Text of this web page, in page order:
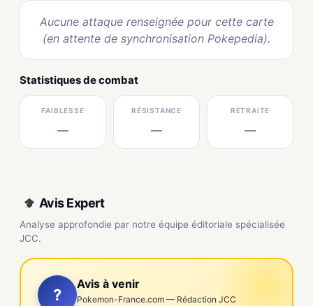
Aucune attaque renseignée pour cette carte
(en attente de synchronisation Pokepedia).
Statistiques de combat
FAIBLESSE
—
RÉSISTANCE
—
RETRAITE
—
Avis Expert
Analyse approfondie par notre équipe éditoriale spécialisée
JCC.
?
Avis à venir
Pokemon-France.com — Rédaction JCC